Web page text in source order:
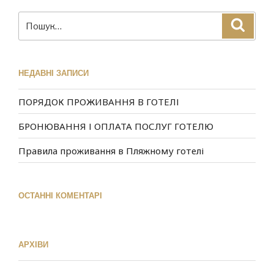
НЕДАВНІ ЗАПИСИ
ПОРЯДОК ПРОЖИВАННЯ В ГОТЕЛІ
БРОНЮВАННЯ І ОПЛАТА ПОСЛУГ ГОТЕЛЮ
Правила проживання в Пляжному готелі
ОСТАННІ КОМЕНТАРІ
АРХІВИ